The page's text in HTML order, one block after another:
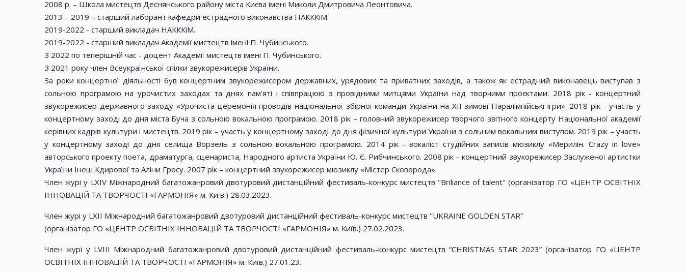
2008 р. – Школа мистецтв Деснянського району міста Києва імені Миколи Дмитровича Леонтовича.
2013 – 2019 – старший лаборант кафедри естрадного виконавства НАКККіМ.
2019-2022 - старший викладач НАКККіМ.
2019-2022 - старший викладач Академії мистецтв імені П. Чубинського.
З 2022 по теперішній час - доцент Академії мистецтв імені П. Чубинського.
З 2021 року член Всеукраїнської спілки звукорежисерів України.
За роки концертної діяльності був концертним звукорежисером державних, урядових та приватних заходів, а також як естрадний виконавець виступав з
сольною програмою на урочистих заходах та днях пам’яті і співпрацюю з провідними митцями України над творчими проєктами: 2018 рік - концертний
звукорежисер державного заходу «Урочиста церемонія проводів національної збірної команди України на ХІІ зимові Паралімпійські ігри». 2018 рік - участь у
концертному заході до дня міста Буча з сольною вокальною програмою. 2018 рік – головний звукорежисер творчого звітного концерту Національної академії
керівних кадрів культури і мистецтв. 2019 рік – участь у концертному заході до дня фізичної культури України з сольним вокальним виступом. 2019 рік – участь
у концертному заході до дня селища Ворзель з сольною вокальною програмою. 2014 рік - вокаліст студійних записів мюзиклу «Мерилін. Crazy in love»
авторського проекту поета, драматурга, сценариста, Народного артиста України Ю. Є. Рибчинського. 2008 рік – концертний звукорежисер Заслуженої артистки
України Інеш Кдирової та Аліни Гросу. 2007 рік – концертний звукорежисер мюзиклу «Містер Сковорода».
Член журі у LXІV Міжнародний багатожанровий двотуровий дистанційний фестиваль-конкурс мистецтв "Briliance of talent" (організатор ГО «ЦЕНТР ОСВІТНІХ
ІННОВАЦІЙ ТА ТВОРЧОСТІ «ГАРМОНІЯ» м. Київ.) 28.03.2023.
Член журі у LXІІ Міжнародний багатожанровий двотуровий дистанційний фестиваль-конкурс мистецтв "UKRAINE GOLDEN STAR”
(організатор ГО «ЦЕНТР ОСВІТНІХ ІННОВАЦІЙ ТА ТВОРЧОСТІ «ГАРМОНІЯ» м. Київ.) 27.02.2023.
Член журі у LVIII Міжнародний багатожанровий двотуровий дистанційний фестиваль-конкурс мистецтв “CHRISTMAS STAR 2023” (організатор ГО «ЦЕНТР
ОСВІТНІХ ІННОВАЦІЙ ТА ТВОРЧОСТІ «ГАРМОНІЯ» м. Київ.) 27.01.23.